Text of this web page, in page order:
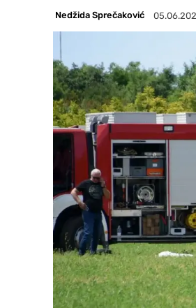
Nedžida Sprečaković